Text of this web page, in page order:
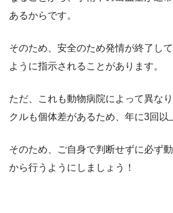
あるからです。
そのため、安全のため発情が終了し
ように指示されることがあります。
ただ、これも動物病院によって異な
クルも個体差があるため、年に3回以
そのため、ご自身で判断せずに必ず
から行うようにしましょう！